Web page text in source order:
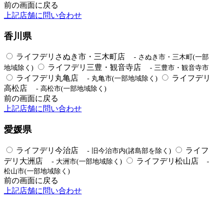
前の画面に戻る
上記店舗に問い合わせ
香川県
ライフデリさぬき市・三木町店
- さぬき市・三木町(一部
地域除く)
ライフデリ三豊・観音寺店 - 三豊市・観音寺市
ライフデリ丸亀店 - 丸亀市(一部地域除く)
ライフデリ
高松店
- 高松市(一部地域除く)
前の画面に戻る
上記店舗に問い合わせ
愛媛県
ライフデリ今治店 - 旧今治市内(諸島部を除く)
ライフ
デリ大洲店
- 大洲市(一部地域除く) ライフデリ松山店
-
松山市(一部地域除く)
前の画面に戻る
上記店舗に問い合わせ